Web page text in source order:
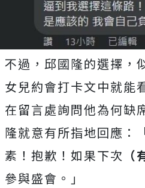
不過，邱國隆的選擇，
女兒約會打卡文中就能
在留言處詢問他為何缺
隆就意有所指地回應：
素！抱歉！如果下次
參與盛會。」